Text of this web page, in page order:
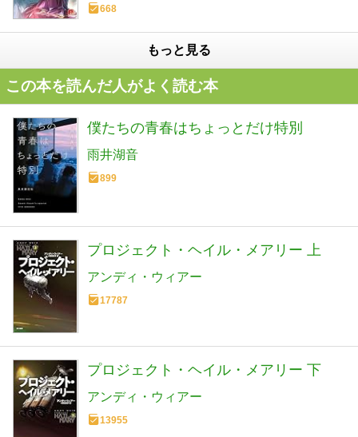
668
もっと見る
この本を読んだ人がよく読む本
僕たちの青春はちょっとだけ特別
雨井湖音
899
プロジェクト・ヘイル・メアリー 上
アンディ・ウィアー
17787
プロジェクト・ヘイル・メアリー 下
アンディ・ウィアー
13955